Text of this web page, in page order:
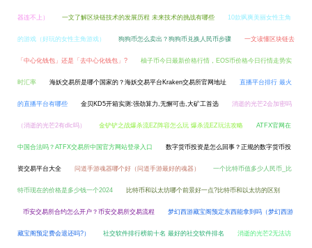
器连不上） 一文了解区块链技术的发展历程 未来技术的挑战有哪些 10款飒爽美丽女性主角
的游戏（好玩的女性主角游戏） 狗狗币怎么卖出？狗狗币兑换人民币步骤 一文读懂区块链去
「中心化钱包」还是「去中心化钱包」? 柚子币今日最新价格行情，EOS币价格今日行情走势实
时汇率 海妖交易所是哪个国家的？海妖交易平台Kraken交易所官网地址 直播平台排行 最火
的直播平台有哪些 金贝KD5开箱实测:强劲算力,无懈可击,大矿工首选 消逝的光芒2会加密吗
（消逝的光芒2有dlc吗） 金铲铲之战爆杀流EZ阵容怎么玩 爆杀流EZ玩法攻略 ATFX官网在
中国合法吗？ATFX交易所中国官方网站登录入口 数字货币投资是怎么回事？正规的数字货币投
资交易平台大全 问道手游魂器哪个好（问道手游最好的魂器） 一个比特币值多少人民币_比
特币现在的价格是多少钱一个2024 比特币和以太坊哪个前景好一点?比特币和以太坊的区别
币安交易所合约怎么开户？币安交易所交易流程 梦幻西游藏宝阁预定东西能拿到吗（梦幻西游
藏宝阁预定费会退还吗?） 社交软件排行榜前十名 最好的社交软件排名 消逝的光芒2无法访